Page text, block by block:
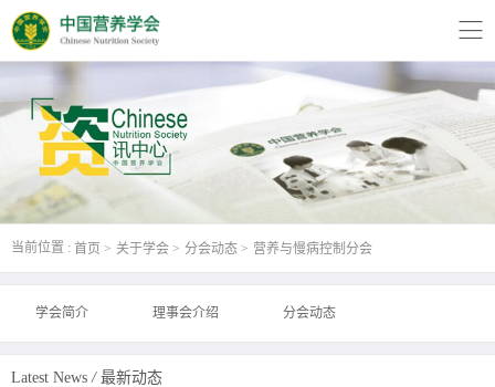
当前位置 : 首页 关于学会 分会动态 营养与慢病控制分会
学会简介 理事会介绍 分会动态
Latest News / 最新动态